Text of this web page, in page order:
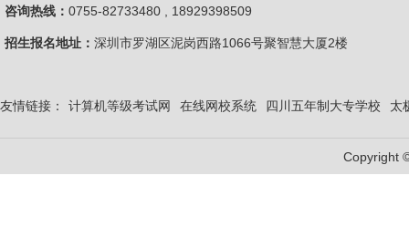
咨询热线： 0755-82733480 , 18929398509
招生报名地址： 深圳市罗湖区泥岗西路1066号聚智慧大厦2楼
友情链接： 计算机等级考试网 在线网校系统 四川五年制大专学校 太
Copyright